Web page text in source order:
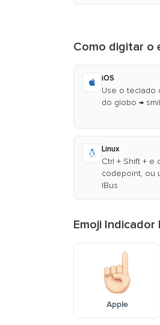
Como digitar o
iOS
Use o teclado
do globo →
Linux
Ctrl + Shift + e
codepoint, ou
IBus
Emoji
Apple